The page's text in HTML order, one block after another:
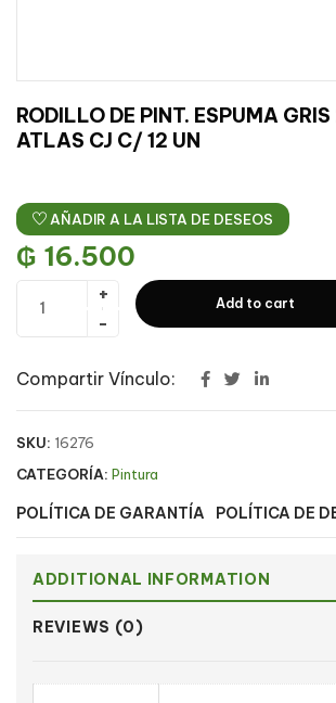
RODILLO DE PINT. ESPUMA
ATLAS CJ C/ 12 UN
AÑADIR A LA LISTA DE DESEOS
₲ 16.500
Add to cart
Compartir Vínculo:
SKU: 16276
CATEGORÍA: Pintura
POLÍTICA DE GARANTÍA POLÍTICA DE
ADDITIONAL INFORMATION
REVIEWS (0)